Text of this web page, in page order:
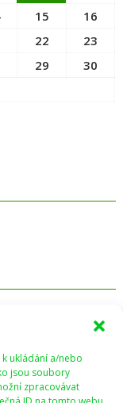
ukládání a/nebo
jsou soubory
zpracovávat
15
16
22
23
29
30